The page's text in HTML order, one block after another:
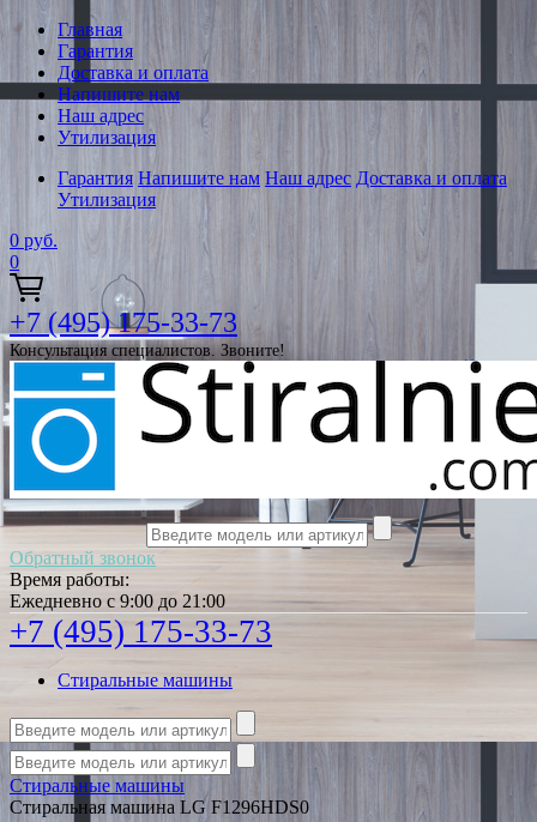
Главная
Гарантия
Доставка и оплата
Напишите нам
Наш адрес
Утилизация
Гарантия Напишите нам Наш адрес Доставка и оплата
Утилизация
0 руб.
0
+7 (495) 175-33-73
Консультация специалистов. Звоните!
Обратный звонок
Время работы:
Ежедневно с 9:00 до 21:00
+7 (495) 175-33-73
Стиральные машины
Стиральные машины
Стиральная машина LG F1296HDS0